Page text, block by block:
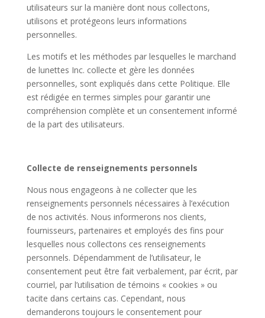
utilisateurs sur la manière dont nous collectons,
utilisons et protégeons leurs informations
personnelles.
Les motifs et les méthodes par lesquelles le marchand
de lunettes Inc. collecte et gère les données
personnelles, sont expliqués dans cette Politique. Elle
est rédigée en termes simples pour garantir une
compréhension complète et un consentement informé
de la part des utilisateurs.
Collecte de renseignements personnels
Nous nous engageons à ne collecter que les
renseignements personnels nécessaires à l’exécution
de nos activités. Nous informerons nos clients,
fournisseurs, partenaires et employés des fins pour
lesquelles nous collectons ces renseignements
personnels. Dépendamment de l’utilisateur, le
consentement peut être fait verbalement, par écrit, par
courriel, par l’utilisation de témoins « cookies » ou
tacite dans certains cas. Cependant, nous
demanderons toujours le consentement pour